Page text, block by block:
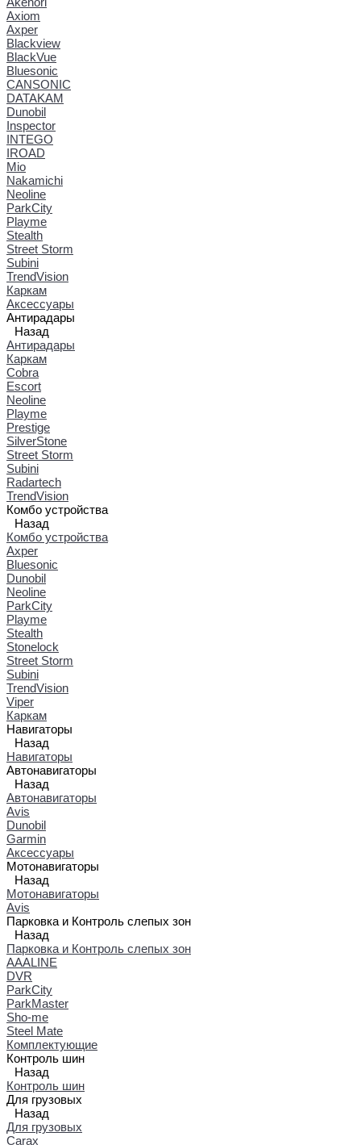
Axiom
Axper
Blackview
BlackVue
Bluesonic
CANSONIC
DATAKAM
Dunobil
Inspector
INTEGO
IROAD
Mio
Nakamichi
Neoline
ParkCity
Playme
Stealth
Street Storm
Subini
TrendVision
Каркам
Аксессуары
Антирадары
Назад
Антирадары
Каркам
Cobra
Escort
Neoline
Playme
Prestige
SilverStone
Street Storm
Subini
Radartech
TrendVision
Комбо устройства
Назад
Комбо устройства
Axper
Bluesonic
Dunobil
Neoline
ParkCity
Playme
Stealth
Stonelock
Street Storm
Subini
TrendVision
Viper
Каркам
Навигаторы
Назад
Навигаторы
Автонавигаторы
Назад
Автонавигаторы
Avis
Dunobil
Garmin
Аксессуары
Мотонавигаторы
Назад
Мотонавигаторы
Avis
Парковка и Контроль слепых зон
Назад
Парковка и Контроль слепых зон
AAALINE
DVR
ParkCity
ParkMaster
Sho-me
Steel Mate
Комплектующие
Контроль шин
Назад
Контроль шин
Для грузовых
Назад
Для грузовых
Carax